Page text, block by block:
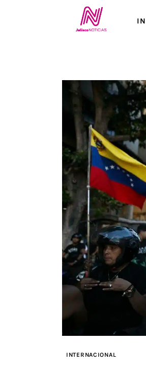
Jalisco RADIO / En Vivo
INTERNACIONAL